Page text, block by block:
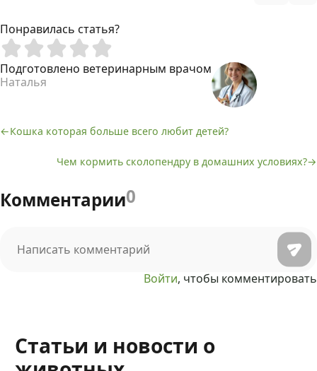
Понравилась статья?
Подготовлено ветеринарным врачом
Наталья
записям
Кошка которая больше всего любит детей?
Чем кормить сколопендру в домашних условиях?
Комментарии0
Войти, чтобы комментировать
Статьи и новости о